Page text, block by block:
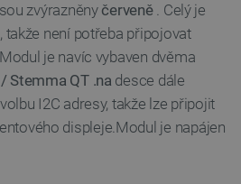
zvýrazněny červeně. Celý je
, takže není potřeba připojovat
je navíc vybaven dvěma
Stemma QT .na desce dále
I2C adresy, takže lze připojit
displeje.Modul je napájen